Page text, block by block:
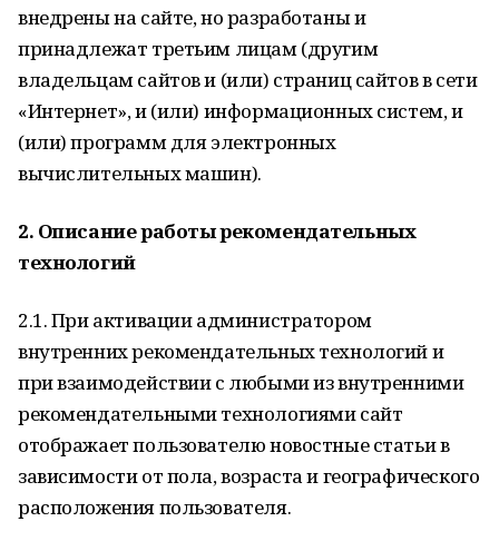
внедрены на сайте, но разработаны и
принадлежат третьим лицам (другим
владельцам сайтов и (или) страниц сайтов в сети
«Интернет», и (или) информационных систем, и
(или) программ для электронных
вычислительных машин).
2. Описание работы рекомендательных
технологий
2.1. При активации администратором
внутренних рекомендательных технологий и
при взаимодействии с любыми из внутренними
рекомендательными технологиями сайт
отображает пользователю новостные статьи в
зависимости от пола, возраста и географического
расположения пользователя.